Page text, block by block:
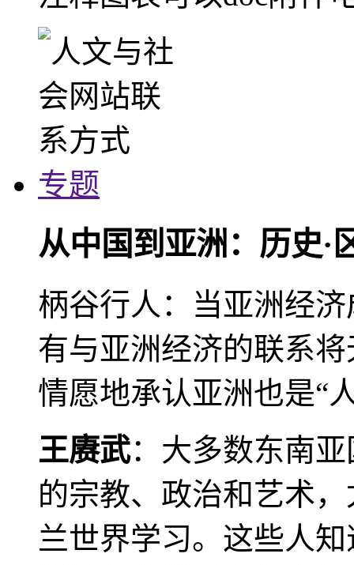
专题
从中国到亚洲：历史·
柄谷行人：当亚洲经
有与亚洲经济的联系
情愿地承认亚洲也是“
王赓武：大多数东南
的宗教、政治和艺术
兰世界学习。这些人